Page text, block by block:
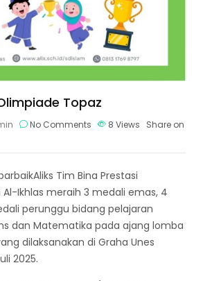
Topaz
No Comments 8 Views Share on
Tim Bina Prestasi
Al-Ikhlas meraih 3 medali emas, 4
perunggu bidang pelajaran
dan Matematika pada ajang lomba
dilaksanakan di Graha Unes
2025.